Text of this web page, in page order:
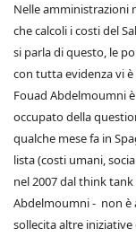
Nelle amministrazioni
che calcoli i costi del
si parla di questo, le
con tutta evidenza vi
Fouad Abdelmoumni
occupato della
qualche mese fa in
lista (costi umani,
nel 2007 dal think
Abdelmoumni - non è
sollecita altre